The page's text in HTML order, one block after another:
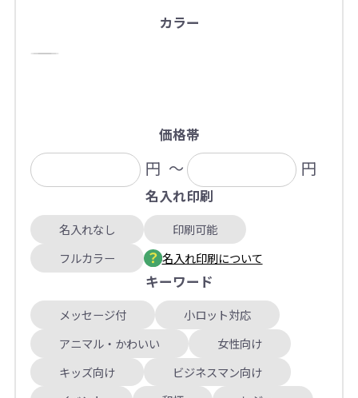
カラー
価格帯
円 ～ 円
名入れ印刷
名入れなし
印刷可能
フルカラー
名入れ印刷について
キーワード
メッセージ付
小ロット対応
アニマル・かわいい
女性向け
キッズ向け
ビジネスマン向け